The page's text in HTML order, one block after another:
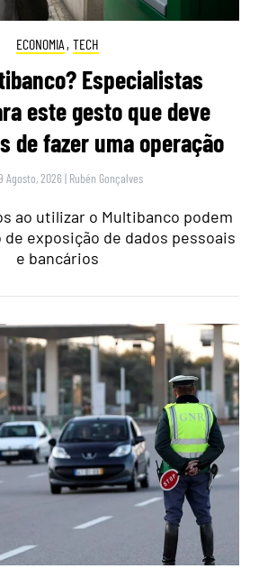
ECONOMIA , TECH
Especialistas
este gesto que deve
de fazer uma operação
Agosto, 2026 | Rubén Gonçalves
ao utilizar o Multibanco podem
exposição de dados pessoais
e bancários